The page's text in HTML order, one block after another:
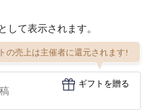
して表示されます。
の売上は主催者に還元されます!
ギフトを贈る